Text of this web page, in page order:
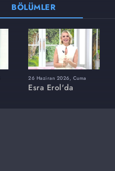
BÖLÜMLER
26 Haziran 2026, Cuma
Esra Erol'da